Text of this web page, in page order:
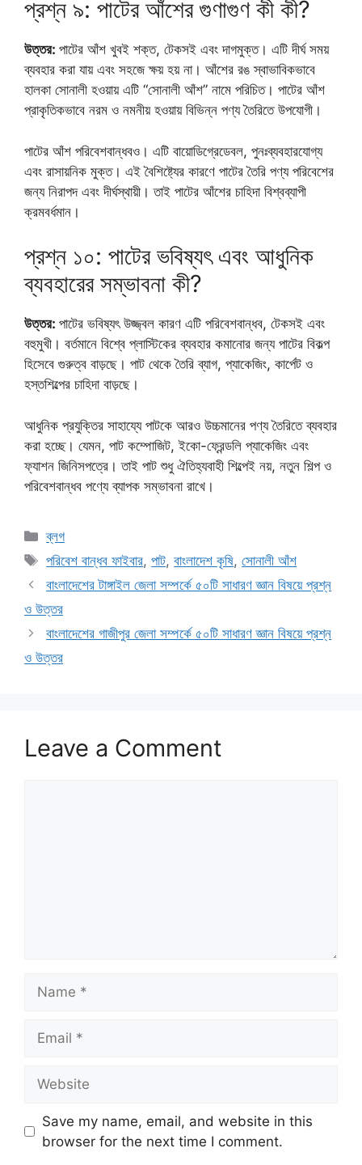
প্রশ্ন ৯: পাটের আঁশের গুণাগুণ কী কী?
উত্তর: পাটের আঁশ খুবই শক্ত, টেকসই এবং দাগমুক্ত। এটি দীর্ঘ সময়
ব্যবহার করা যায় এবং সহজে ক্ষয় হয় না। আঁশের রঙ স্বাভাবিকভাবে
হালকা সোনালী হওয়ায় এটি “সোনালী আঁশ” নামে পরিচিত। পাটের আঁশ
প্রাকৃতিকভাবে নরম ও নমনীয় হওয়ায় বিভিন্ন পণ্য তৈরিতে উপযোগী।
পাটের আঁশ পরিবেশবান্ধবও। এটি বায়োডিগ্রেডেবল, পুনঃব্যবহারযোগ্য
এবং রাসায়নিক মুক্ত। এই বৈশিষ্ট্যের কারণে পাটের তৈরি পণ্য পরিবেশের
জন্য নিরাপদ এবং দীর্ঘস্থায়ী। তাই পাটের আঁশের চাহিদা বিশ্বব্যাপী
ক্রমবর্ধমান।
প্রশ্ন ১০: পাটের ভবিষ্যৎ এবং আধুনিক
ব্যবহারের সম্ভাবনা কী?
উত্তর: পাটের ভবিষ্যৎ উজ্জ্বল কারণ এটি পরিবেশবান্ধব, টেকসই এবং
বহুমুখী। বর্তমানে বিশ্বে প্লাস্টিকের ব্যবহার কমানোর জন্য পাটের বিকল্প
হিসেবে গুরুত্ব বাড়ছে। পাট থেকে তৈরি ব্যাগ, প্যাকেজিং, কার্পেট ও
হস্তশিল্পের চাহিদা বাড়ছে।
আধুনিক প্রযুক্তির সাহায্যে পাটকে আরও উচ্চমানের পণ্য তৈরিতে ব্যবহার
করা হচ্ছে। যেমন, পাট কম্পোজিট, ইকো-ফ্রেন্ডলি প্যাকেজিং এবং
ফ্যাশন জিনিসপত্রে। তাই পাট শুধু ঐতিহ্যবাহী শিল্পেই নয়, নতুন শিল্প ও
পরিবেশবান্ধব পণ্যে ব্যাপক সম্ভাবনা রাখে।
Categories
ব্লগ
Tags
পরিবেশ বান্ধব ফাইবার,পাট,বাংলাদেশ কৃষি,সোনালী আঁশ
বাংলাদেশের টাঙ্গাইল জেলা সম্পর্কে ৫০টি সাধারণ জ্ঞান বিষয়ে প্রশ্ন
ও উত্তর
বাংলাদেশের গাজীপুর জেলা সম্পর্কে ৫০টি সাধারণ জ্ঞান বিষয়ে প্রশ্ন
ও উত্তর
Leave a Comment
Save my name, email, and website in this
browser for the next time I comment.